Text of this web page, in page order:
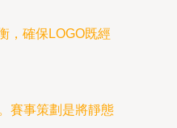
，確保LOGO既經
賽事策劃是將靜態